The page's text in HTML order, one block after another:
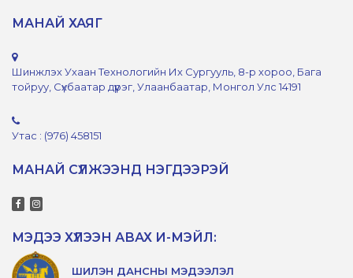
МАНАЙ ХАЯГ
Шинжлэх Ухаан Технологийн Их Сургууль, 8-р хороо, Бага
тойруу, Сүхбаатар дүүрэг, Улаанбаатар, Монгол Улс 14191
Утас : (976) 458151
МАНАЙ СҮЛЖЭЭНД НЭГДЭЭРЭЙ
МЭДЭЭ ХҮЛЭЭН АВАХ И-МЭЙЛ:
ШИЛЭН ДАНСНЫ МЭДЭЭЛЭЛ